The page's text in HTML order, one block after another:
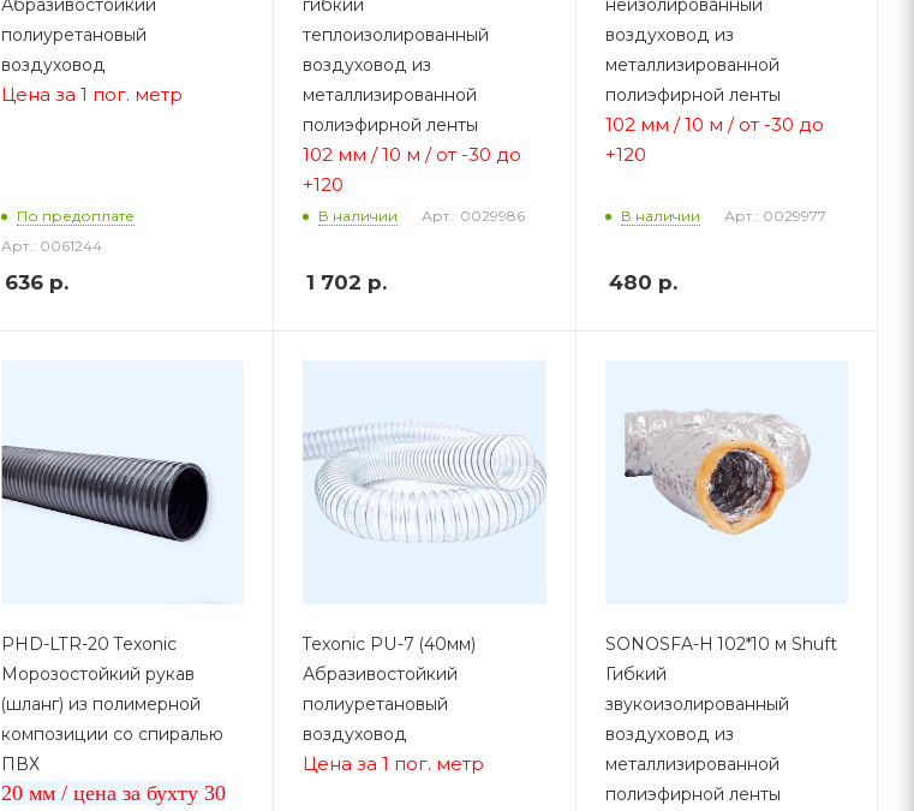
полиуретановый
воздуховод
Цена за 1 пог. метр
По предоплате
Арт.: 0061244
636р.
теплоизолированный
воздуховод из
металлизированной
полиэфирной ленты
102 мм / 10 м / от -30 до
+120
В наличии Арт.: 0029986
1 702 р.
воздуховод из
металлизированной
полиэфирной ленты
102 мм / 10 м / от -30 до
+120
В наличии Арт.: 0029977
480 р.
PHD-LTR-20 Texonic
Морозостойкий рукав
(шланг) из полимерной
композиции со спиралью
ПВХ
20 мм / цена за бухту 30
Texonic PU-7 (40мм)
Абразивостойкий
полиуретановый
воздуховод
Цена за 1 пог. метр
SONOSFA-H 102*10 м Shuft
Гибкий
звукоизолированный
воздуховод из
металлизированной
полиэфирной ленты